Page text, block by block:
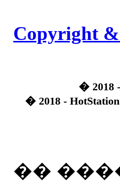
Copyright
� 2018
� 2018 -
��